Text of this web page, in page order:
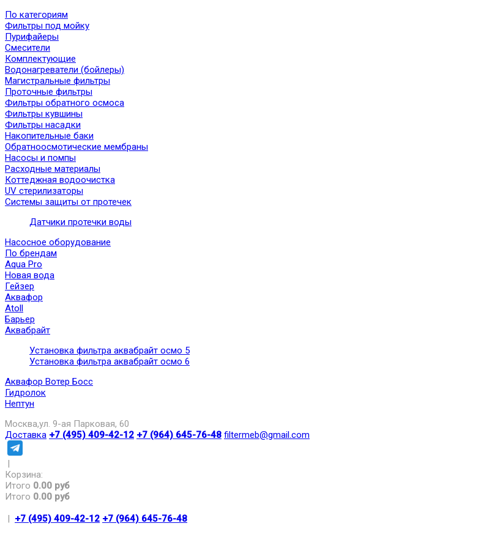
По категориям
Фильтры под мойку
Пурифайеры
Смесители
Комплектующие
Водонагреватели (бойлеры)
Магистральные фильтры
Проточные фильтры
Фильтры обратного осмоса
Фильтры кувшины
Фильтры насадки
Накопительные баки
Обратноосмотические мембраны
Насосы и помпы
Расходные материалы
Коттеджная водоочистка
UV стерилизаторы
Системы защиты от протечек
Датчики протечки воды
Насосное оборудование
По брендам
Aqua Pro
Новая вода
Гейзер
Аквафор
Atoll
Барьер
Аквабрайт
Установка фильтра аквабрайт осмо 5
Установка фильтра аквабрайт осмо 6
Аквафор Вотер Босс
Гидролок
Нептун
Москва,ул. 9-ая Парковая, 60
Доставка +7 (495) 409-42-12 +7 (964) 645-76-48 filtermeb@gmail.com
|
Корзина:
Итого 0.00 руб
Итого 0.00 руб
| +7 (495) 409-42-12 +7 (964) 645-76-48